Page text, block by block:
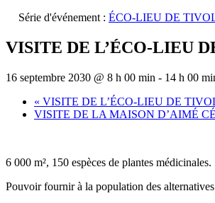
Série d'événement : ÉCO-LIEU DE
VISITE DE L’ÉCO-LIEU
16 septembre 2030 @ 8 h 00 min - 14 h 00
« VISITE DE L’ÉCO-LIEU DE
VISITE DE LA MAISON D’AIMÉ
6 000 m², 150 espèces de plantes médicinales.
Pouvoir fournir à la population des